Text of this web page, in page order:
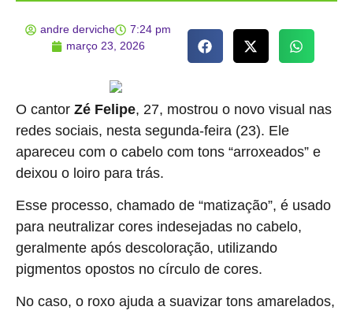
andre derviche
7:24 pm
março 23, 2026
O cantor Zé Felipe, 27, mostrou o novo visual nas
redes sociais, nesta segunda-feira (23). Ele
apareceu com o cabelo com tons “arroxeados” e
deixou o loiro para trás.
Esse processo, chamado de “matização”, é usado
para neutralizar cores indesejadas no cabelo,
geralmente após descoloração, utilizando
pigmentos opostos no círculo de cores.
No caso, o roxo ajuda a suavizar tons amarelados,